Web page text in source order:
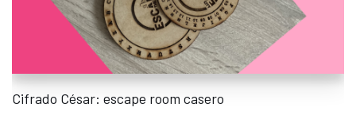
Cifrado César: escape room casero